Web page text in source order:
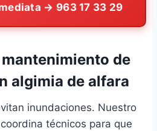
→ 963 17 33 29
mantenimiento de
algimia de alfara
inundaciones. Nuestro
técnicos para que